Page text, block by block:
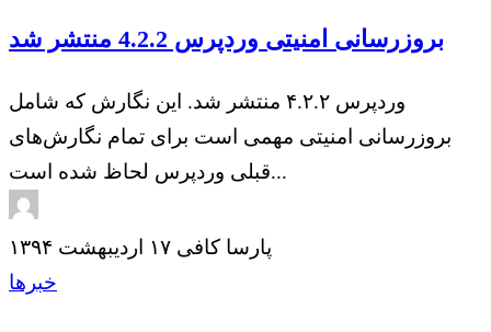
بروزرسانی امنیتی وردپرس 4.2.2 منتشر شد
وردپرس ۴.۲.۲ منتشر شد. این نگارش که شامل
بروزرسانی امنیتی مهمی است برای تمام نگارش‌های
قبلی وردپرس لحاظ شده است...
پارسا کافی ۱۷ اردیبهشت ۱۳۹۴
خبرها